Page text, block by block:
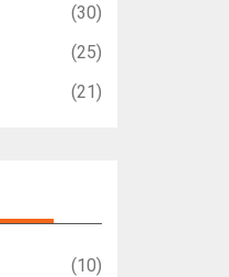
(30)
(25)
(21)
(10)